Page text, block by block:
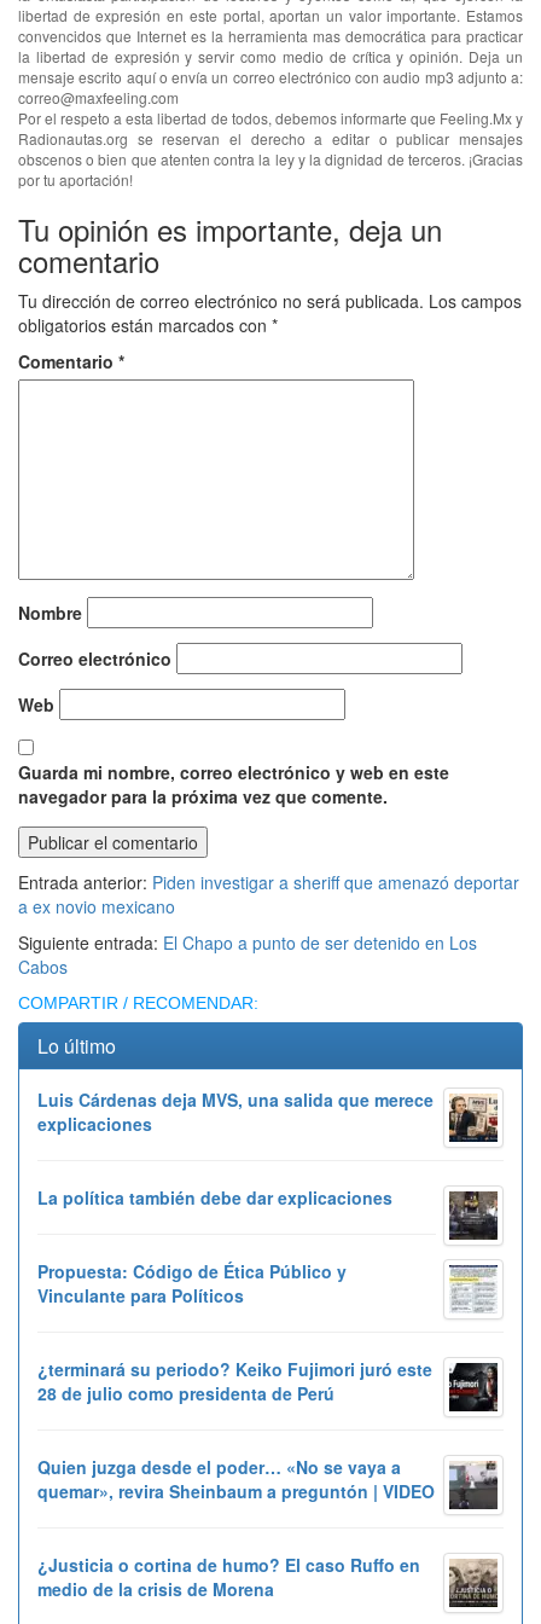
libertad de expresión en este portal, aportan un valor importante. Estamos
convencidos que Internet es la herramienta mas democrática para practicar
la libertad de expresión y servir como medio de crítica y opinión. Deja un
mensaje escrito aquí o envía un correo electrónico con audio mp3 adjunto a:
correo@maxfeeling.com
Por el respeto a esta libertad de todos, debemos informarte que Feeling.Mx y
Radionautas.org se reservan el derecho a editar o publicar mensajes
obscenos o bien que atenten contra la ley y la dignidad de terceros. ¡Gracias
por tu aportación!
Tu opinión es importante, deja un
comentario
Tu dirección de correo electrónico no será publicada. Los campos
obligatorios están marcados con *
Comentario *
Nombre
Correo electrónico
Web
Guarda mi nombre, correo electrónico y web en este
navegador para la próxima vez que comente.
Entrada anterior: Piden investigar a sheriff que amenazó deportar
a ex novio mexicano
Siguiente entrada: El Chapo a punto de ser detenido en Los
Cabos
COMPARTIR / RECOMENDAR:
Lo último
Luis Cárdenas deja MVS, una salida que merece
explicaciones
La política también debe dar explicaciones
Propuesta: Código de Ética Público y
Vinculante para Políticos
¿terminará su periodo? Keiko Fujimori juró este
28 de julio como presidenta de Perú
Quien juzga desde el poder… «No se vaya a
quemar», revira Sheinbaum a preguntón | VIDEO
¿Justicia o cortina de humo? El caso Ruffo en
medio de la crisis de Morena